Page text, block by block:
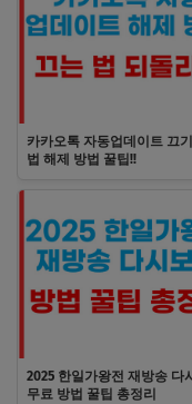
카카오톡 자동업데이트 끄
법 해제 방법 꿀팁!!
2025 한일가왕전 재방송 다
무료 방법 꿀팁 총정리